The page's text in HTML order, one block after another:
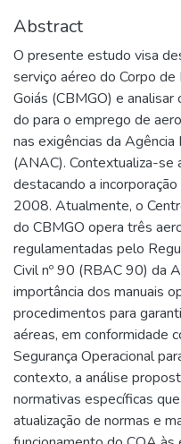
Abstract
O presente estudo visa
serviço aéreo do Corpo
Goiás (CBMGO) e
do para o emprego de
nas exigências da
(ANAC). Contextualiza-se
destacando a
2008. Atualmente, o
do CBMGO opera três
regulamentadas pelo
Civil nº 90 (RBAC 90) da
importância dos manuais
procedimentos para
aéreas, em conformidade
Segurança Operacional
contexto, a análise
normativas específicas
atualização de normas e